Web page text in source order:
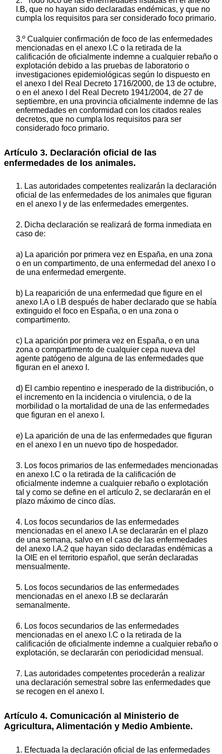
I.B, que no hayan sido declaradas endémicas, y que no
cumpla los requisitos para ser considerado foco primario.
3.º Cualquier confirmación de foco de las enfermedades
mencionadas en el anexo I.C o la retirada de la
calificación de oficialmente indemne a cualquier rebaño o
explotación debido a las pruebas de laboratorio o
investigaciones epidemiológicas según lo dispuesto en
el anexo I del Real Decreto 1716/2000, de 13 de octubre,
o en el anexo I del Real Decreto 1941/2004, de 27 de
septiembre, en una provincia oficialmente indemne de las
enfermedades en conformidad con los citados reales
decretos, que no cumpla los requisitos para ser
considerado foco primario.
Artículo 3. Declaración oficial de las
enfermedades de los animales.
1. Las autoridades competentes realizarán la declaración
oficial de las enfermedades de los animales que figuran
en el anexo I y de las enfermedades emergentes.
2. Dicha declaración se realizará de forma inmediata en
caso de:
a) La aparición por primera vez en España, en una zona
o en un compartimento, de una enfermedad del anexo I o
de una enfermedad emergente.
b) La reaparición de una enfermedad que figure en el
anexo I.A o I.B después de haber declarado que se había
extinguido el foco en España, o en una zona o
compartimento.
c) La aparición por primera vez en España, o en una
zona o compartimento de cualquier cepa nueva del
agente patógeno de alguna de las enfermedades que
figuran en el anexo I.
d) El cambio repentino e inesperado de la distribución, o
el incremento en la incidencia o virulencia, o de la
morbilidad o la mortalidad de una de las enfermedades
que figuran en el anexo I.
e) La aparición de una de las enfermedades que figuran
en el anexo I en un nuevo tipo de hospedador.
3. Los focos primarios de las enfermedades mencionadas
en anexo I.C o la retirada de la calificación de
oficialmente indemne a cualquier rebaño o explotación
tal y como se define en el artículo 2, se declararán en el
plazo máximo de cinco días.
4. Los focos secundarios de las enfermedades
mencionadas en el anexo I.A se declararán en el plazo
de una semana, salvo en el caso de las enfermedades
del anexo I.A.2 que hayan sido declaradas endémicas a
la OIE en el territorio español, que serán declaradas
mensualmente.
5. Los focos secundarios de las enfermedades
mencionadas en el anexo I.B se declararán
semanalmente.
6. Los focos secundarios de las enfermedades
mencionadas en el anexo I.C o la retirada de la
calificación de oficialmente indemne a cualquier rebaño o
explotación, se declararán con periodicidad mensual.
7. Las autoridades competentes procederán a realizar
una declaración semestral sobre las enfermedades que
se recogen en el anexo I.
Artículo 4. Comunicación al Ministerio de
Agricultura, Alimentación y Medio Ambiente.
1. Efectuada la declaración oficial de las enfermedades